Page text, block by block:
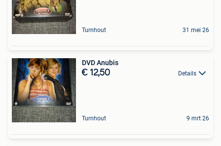
Turnhout 31 mei 26
DVD Anubis
€ 12,50 Details
Turnhout 9 mrt 26